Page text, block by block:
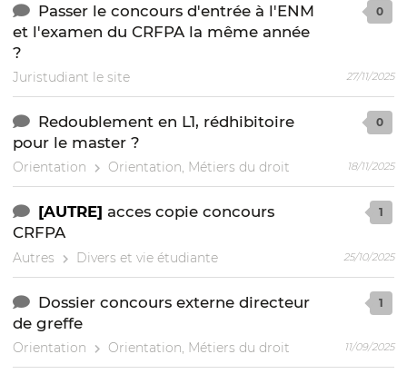
Passer le concours d'entrée à l'ENM
et l'examen du CRFPA la même année
?
Juristudiant le site
0
27/11/2025
Redoublement en L1, rédhibitoire
pour le master ?
Orientation Orientation, Métiers du droit
0
18/11/2025
[AUTRE] acces copie concours
CRFPA
Autres Divers et vie étudiante
1
25/10/2025
Dossier concours externe directeur
de greffe
Orientation Orientation, Métiers du droit
1
11/09/2025